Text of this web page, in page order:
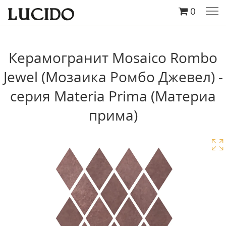
0
Керамогранит Mosaico Rombo
Jewel (Мозаика Ромбо Джевел) -
серия Materia Prima (Материа
прима)